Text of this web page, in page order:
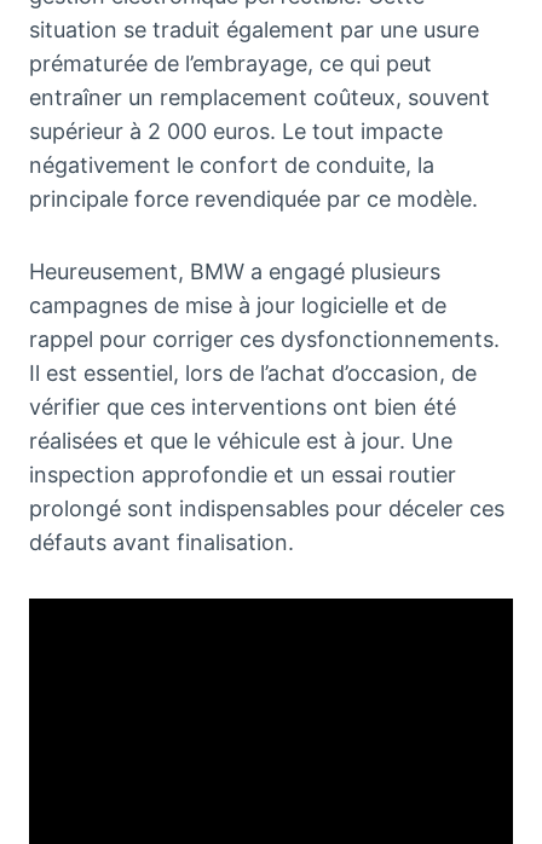
situation se traduit également par une usure
prématurée de l’embrayage, ce qui peut
entraîner un remplacement coûteux, souvent
supérieur à 2 000 euros. Le tout impacte
négativement le confort de conduite, la
principale force revendiquée par ce modèle.
Heureusement, BMW a engagé plusieurs
campagnes de mise à jour logicielle et de
rappel pour corriger ces dysfonctionnements.
Il est essentiel, lors de l’achat d’occasion, de
vérifier que ces interventions ont bien été
réalisées et que le véhicule est à jour. Une
inspection approfondie et un essai routier
prolongé sont indispensables pour déceler ces
défauts avant finalisation.